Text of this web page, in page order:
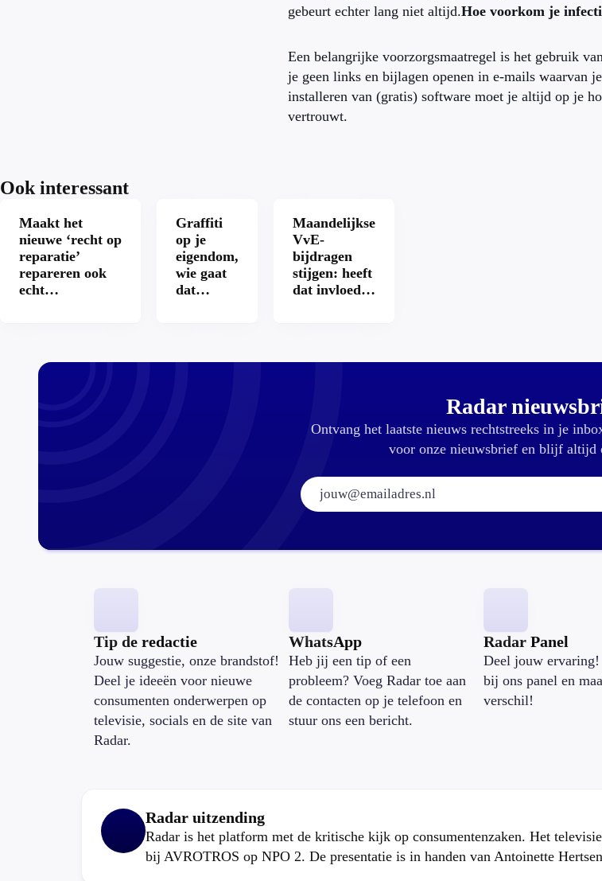
gebeurt echter lang niet altijd.Hoe voorkom je
Een belangrijke voorzorgsmaatregel is het gebruik
je geen links en bijlagen openen in e-mails waarvan
installeren van (gratis) software moet je altijd op je
vertrouwt.
Ook interessant
Maakt het
nieuwe ‘recht op
reparatie’
repareren ook
echt
Graffiti
op je
eigendom,
wie gaat
dat
Maandelijkse
VvE-
bijdragen
stijgen: heeft
dat invloed
Radar
Ontvang het laatste nieuws rechtstreeks in je
voor onze nieuwsbrief en blijf altijd
E-mailadres:
Tip de redactie
Jouw suggestie, onze brandstof!
Deel je ideeën voor nieuwe
consumenten onderwerpen op
televisie, socials en de site van
Radar.
WhatsApp
Heb jij een tip of een
probleem? Voeg Radar toe aan
de contacten op je telefoon en
stuur ons een bericht.
Radar Panel
Deel jouw
bij ons panel en
verschil!
Radar uitzending
Radar is het platform met de kritische kijk op consumentenzaken. Het
bij AVROTROS op NPO 2. De presentatie is in handen van Antoinette